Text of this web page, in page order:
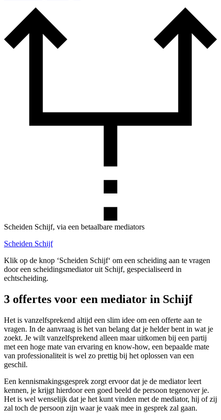
Scheiden Schijf, via een betaalbare mediators
Scheiden Schijf
Klik op de knop ‘Scheiden Schijf‘ om een scheiding aan te vragen
door een scheidingsmediator uit Schijf, gespecialiseerd in
echtscheiding.
3 offertes voor een mediator in Schijf
Het is vanzelfsprekend altijd een slim idee om een offerte aan te
vragen. In de aanvraag is het van belang dat je helder bent in wat je
zoekt. Je wilt vanzelfsprekend alleen maar uitkomen bij een partij
met een hoge mate van ervaring en know-how, een bepaalde mate
van professionaliteit is wel zo prettig bij het oplossen van een
geschil.
Een kennismakingsgesprek zorgt ervoor dat je de mediator leert
kennen, je krijgt hierdoor een goed beeld de persoon tegenover je.
Het is wel wenselijk dat je het kunt vinden met de mediator, hij of zij
zal toch de persoon zijn waar je vaak mee in gesprek zal gaan.